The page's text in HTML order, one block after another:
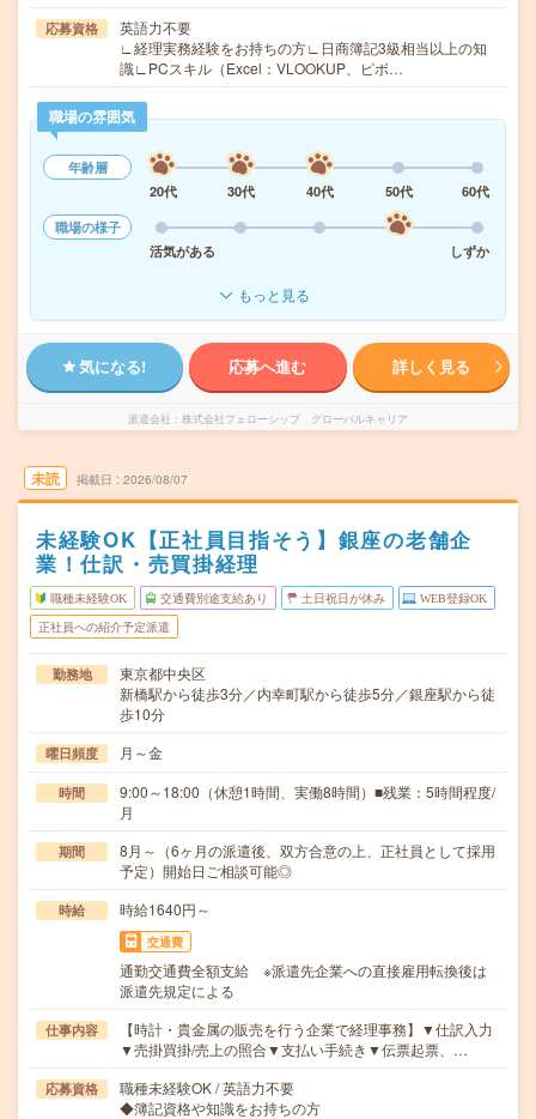
応募資格
英語力不要
∟経理実務経験をお持ちの方∟日商簿記3級相当以上の知
識∟PCスキル（Excel：VLOOKUP、ピボ…
職場の雰囲気
年齢層
20代
30代 40代 50代
60代
職場の様子
活気がある
しずか
もっと見る
気になる! 応募へ進む 詳しく見る
派遣会社 株式会社フェローシップ グローバルキャリア
未読 掲載日 2026/08/07
未経験OK【正社員目指そう】銀座の老舗企
業！仕訳・売買掛経理
職種未経験OK 交通費別途支給あり 土日祝日が休み WEB登録OK
正社員への紹介予定派遣
勤務地
東京都中央区
新橋駅から徒歩3分／内幸町駅から徒歩5分／銀座駅から徒
歩10分
曜日頻度 月～金
時間
9:00～18:00（休憩1時間、実働8時間）■残業：5時間程度/
月
期間
8月～（6ヶ月の派遣後、双方合意の上、正社員として採用
予定）開始日ご相談可能◎
時給 時給1640円～
交通費
通勤交通費全額支給 ※派遣先企業への直接雇用転換後は
派遣先規定による
仕事内容
【時計・貴金属の販売を行う企業で経理事務】▼仕訳入力
▼売掛買掛/売上の照合▼支払い手続き▼伝票起票、…
応募資格
職種未経験OK / 英語力不要
◆簿記資格や知識をお持ちの方